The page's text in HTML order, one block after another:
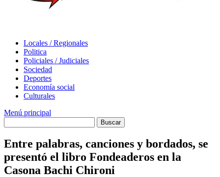
Locales / Regionales
Politica
Policiales / Judiciales
Sociedad
Deportes
Economía social
Culturales
Menú principal
Entre palabras, canciones y bordados, se
presentó el libro Fondeaderos en la
Casona Bachi Chironi